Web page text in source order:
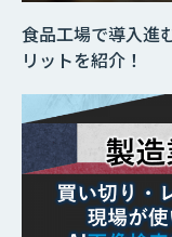
食品工場で導入進
リットを紹介！